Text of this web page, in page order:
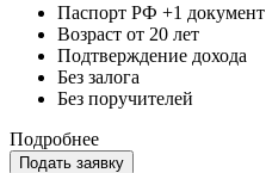
Паспорт РФ +1 документ
Возраст от 20 лет
Подтверждение дохода
Без залога
Без поручителей
Подробнее
Подать заявку